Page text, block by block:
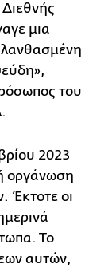
μια
του
2023
οργάνωση
Έκτοτε οι
Το
αυτών,